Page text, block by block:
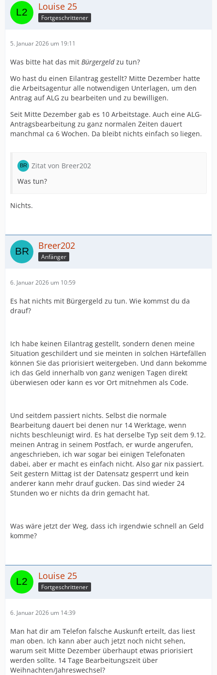
Louise 25
Fortgeschrittener
5. Januar 2026 um 19:11
Was bitte hat das mit Bürgergeldzu tun?
Wo hast du einen Eilantrag gestellt? Mitte Dezember hatte
die Arbeitsagentur alle notwendigen Unterlagen, um den
Antrag auf ALG zu bearbeiten und zu bewilligen.
Seit Mitte Dezember gab es 10 Arbeitstage. Auch eine ALG-
Antragsbearbeitung zu ganz normalen Zeiten dauert
manchmal ca 6 Wochen. Da bleibt nichts einfach so liegen.
Zitat von Breer202
Was tun?
Nichts.
Breer202
Anfänger
6. Januar 2026 um 10:59
Es hat nichts mit Bürgergeld zu tun. Wie kommst du da
drauf?
Ich habe keinen Eilantrag gestellt, sondern denen meine
Situation geschildert und sie meinten in solchen Härtefällen
können Sie das priorisiert weitergeben. Und dann bekomme
ich das Geld innerhalb von ganz wenigen Tagen direkt
überwiesen oder kann es vor Ort mitnehmen als Code.
Und seitdem passiert nichts. Selbst die normale
Bearbeitung dauert bei denen nur 14 Werktage, wenn
nichts beschleunigt wird. Es hat derselbe Typ seit dem 9.12.
meinen Antrag in seinem Postfach, er wurde angerufen,
angeschrieben, ich war sogar bei einigen Telefonaten
dabei, aber er macht es einfach nicht. Also gar nix passiert.
Seit gestern Mittag ist der Datensatz gesperrt und kein
anderer kann mehr drauf gucken. Das sind wieder 24
Stunden wo er nichts da drin gemacht hat.
Was wäre jetzt der Weg, dass ich irgendwie schnell an Geld
komme?
Louise 25
Fortgeschrittener
6. Januar 2026 um 14:39
Man hat dir am Telefon falsche Auskunft erteilt, das liest
man oben. Ich kann aber auch jetzt noch nicht sehen,
warum seit Mitte Dezember überhaupt etwas priorisiert
werden sollte. 14 Tage Bearbeitungszeit über
Weihnachten/Jahreswechsel?